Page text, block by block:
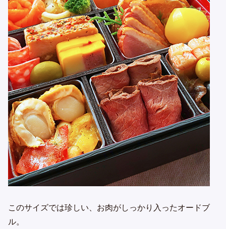
このサイズでは珍しい、お肉がしっかり入ったオードブ
ル。